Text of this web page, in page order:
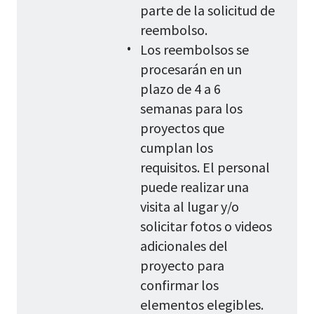
parte de la solicitud de
reembolso.
Los reembolsos se
procesarán en un
plazo de 4 a 6
semanas para los
proyectos que
cumplan los
requisitos. El personal
puede realizar una
visita al lugar y/o
solicitar fotos o videos
adicionales del
proyecto para
confirmar los
elementos elegibles.